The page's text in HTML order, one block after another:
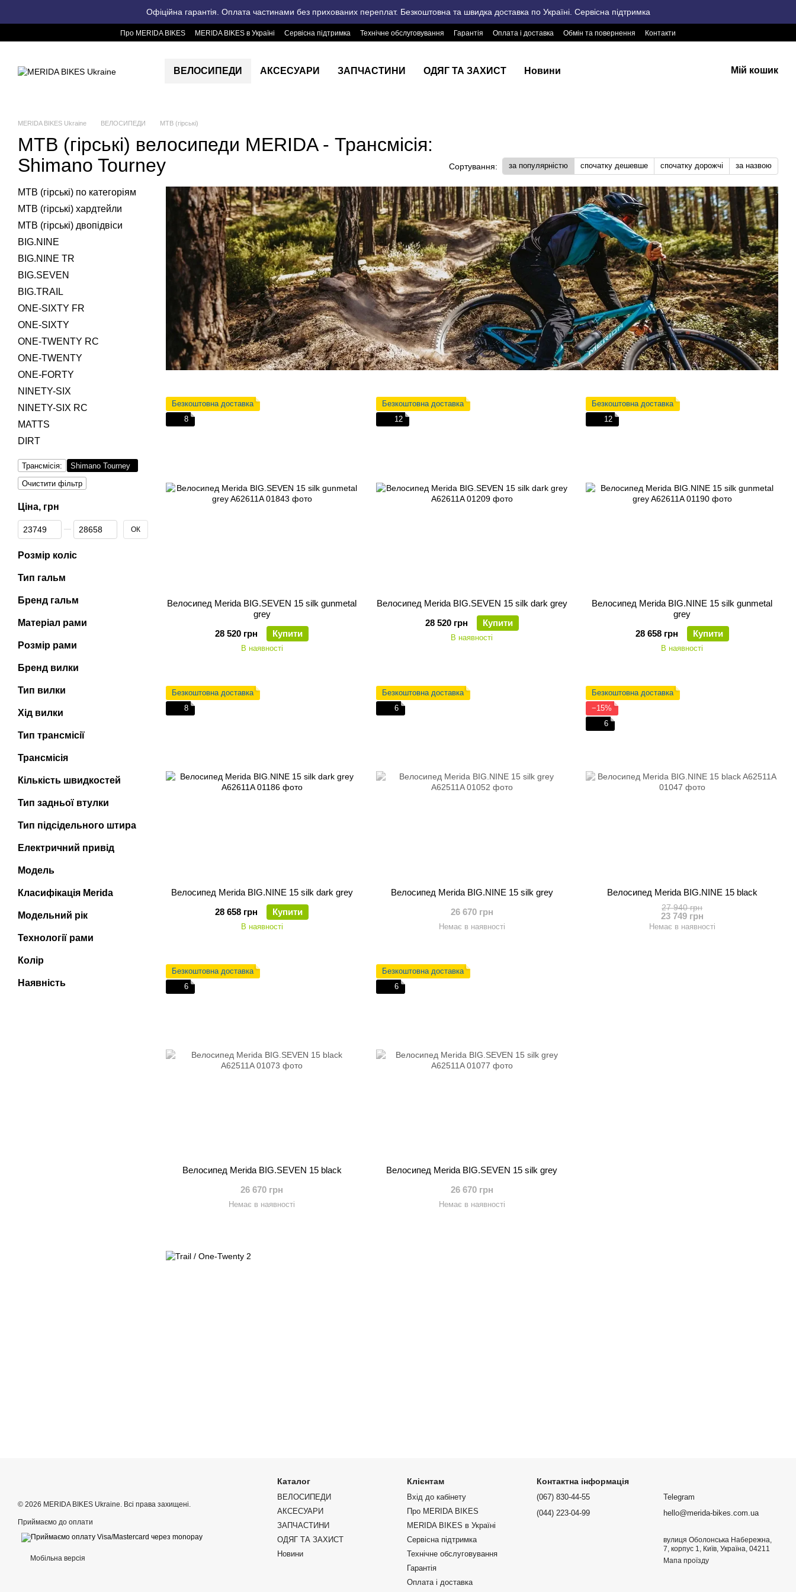
Офіційна гарантія. Оплата частинами без прихованих переплат. Безкоштовна та швидка доставка по Україні. Сервісна підтримка
Про MERIDA BIKES MERIDA BIKES в Україні Сервісна підтримка Технічне обслуговування Гарантія Оплата і доставка Обмін та повернення Контакти
ВЕЛОСИПЕДИ АКСЕСУАРИ ЗАПЧАСТИНИ ОДЯГ ТА ЗАХИСТ Новини Мій кошик
MERIDA BIKES Ukraine ВЕЛОСИПЕДИ MTB (гірські)
MTB (гірські) велосипеди MERIDA - Трансмісія:
Shimano Tourney
Сортування: за популярністю спочатку дешевше спочатку дорожчі за назвою
Безкоштовна доставка
8
Велосипед Merida BIG.SEVEN 15 silk gunmetal
grey
28 520 грн
Купити
В наявності
Безкоштовна доставка
12
Велосипед Merida BIG.SEVEN 15 silk dark grey
28 520 грн
Купити
В наявності
Безкоштовна доставка
12
Велосипед Merida BIG.NINE 15 silk gunmetal
grey
28 658 грн
Купити
В наявності
Безкоштовна доставка
8
Велосипед Merida BIG.NINE 15 silk dark grey
28 658 грн
Купити
В наявності
Безкоштовна доставка
6
Велосипед Merida BIG.NINE 15 silk grey
26 670 грн
Немає в наявності
Безкоштовна доставка
−15%
6
Велосипед Merida BIG.NINE 15 black
27 940 грн
23 749 грн
Немає в наявності
Безкоштовна доставка
6
Велосипед Merida BIG.SEVEN 15 black
26 670 грн
Немає в наявності
Безкоштовна доставка
6
Велосипед Merida BIG.SEVEN 15 silk grey
26 670 грн
Немає в наявності
MTB (гірські) по категоріям
MTB (гірські) хардтейли
MTB (гірські) двопідвіси
BIG.NINE
BIG.NINE TR
BIG.SEVEN
BIG.TRAIL
ONE-SIXTY FR
ONE-SIXTY
ONE-TWENTY RC
ONE-TWENTY
ONE-FORTY
NINETY-SIX
NINETY-SIX RC
MATTS
DIRT
Трансмісія:
Shimano Tourney
Очистити фільтр
Ціна, грн
Від Ціна, грн
До Ціна, грн ОК
Розмір коліс
Тип гальм
Бренд гальм
Матеріал рами
Розмір рами
Бренд вилки
Тип вилки
Хід вилки
Тип трансмісії
Трансмісія
Кількість швидкостей
Тип задньої втулки
Тип підсідельного штира
Електричний привід
Модель
Класифікація Merida
Модельний рік
Технології рами
Колір
Наявність
© 2026 MERIDA BIKES Ukraine. Всі права захищені.
Приймаємо до оплати
Мобільна версія
Каталог
ВЕЛОСИПЕДИ
АКСЕСУАРИ
ЗАПЧАСТИНИ
ОДЯГ ТА ЗАХИСТ
Новини
Клієнтам
Вхід до кабінету
Про MERIDA BIKES
MERIDA BIKES в Україні
Сервісна підтримка
Технічне обслуговування
Гарантія
Оплата і доставка
Контактна інформація
(067) 830-44-55
(044) 223-04-99
Telegram
hello@merida-bikes.com.ua
вулиця Оболонська Набережна,
7, корпус 1, Київ, Україна, 04211
Мапа проїзду